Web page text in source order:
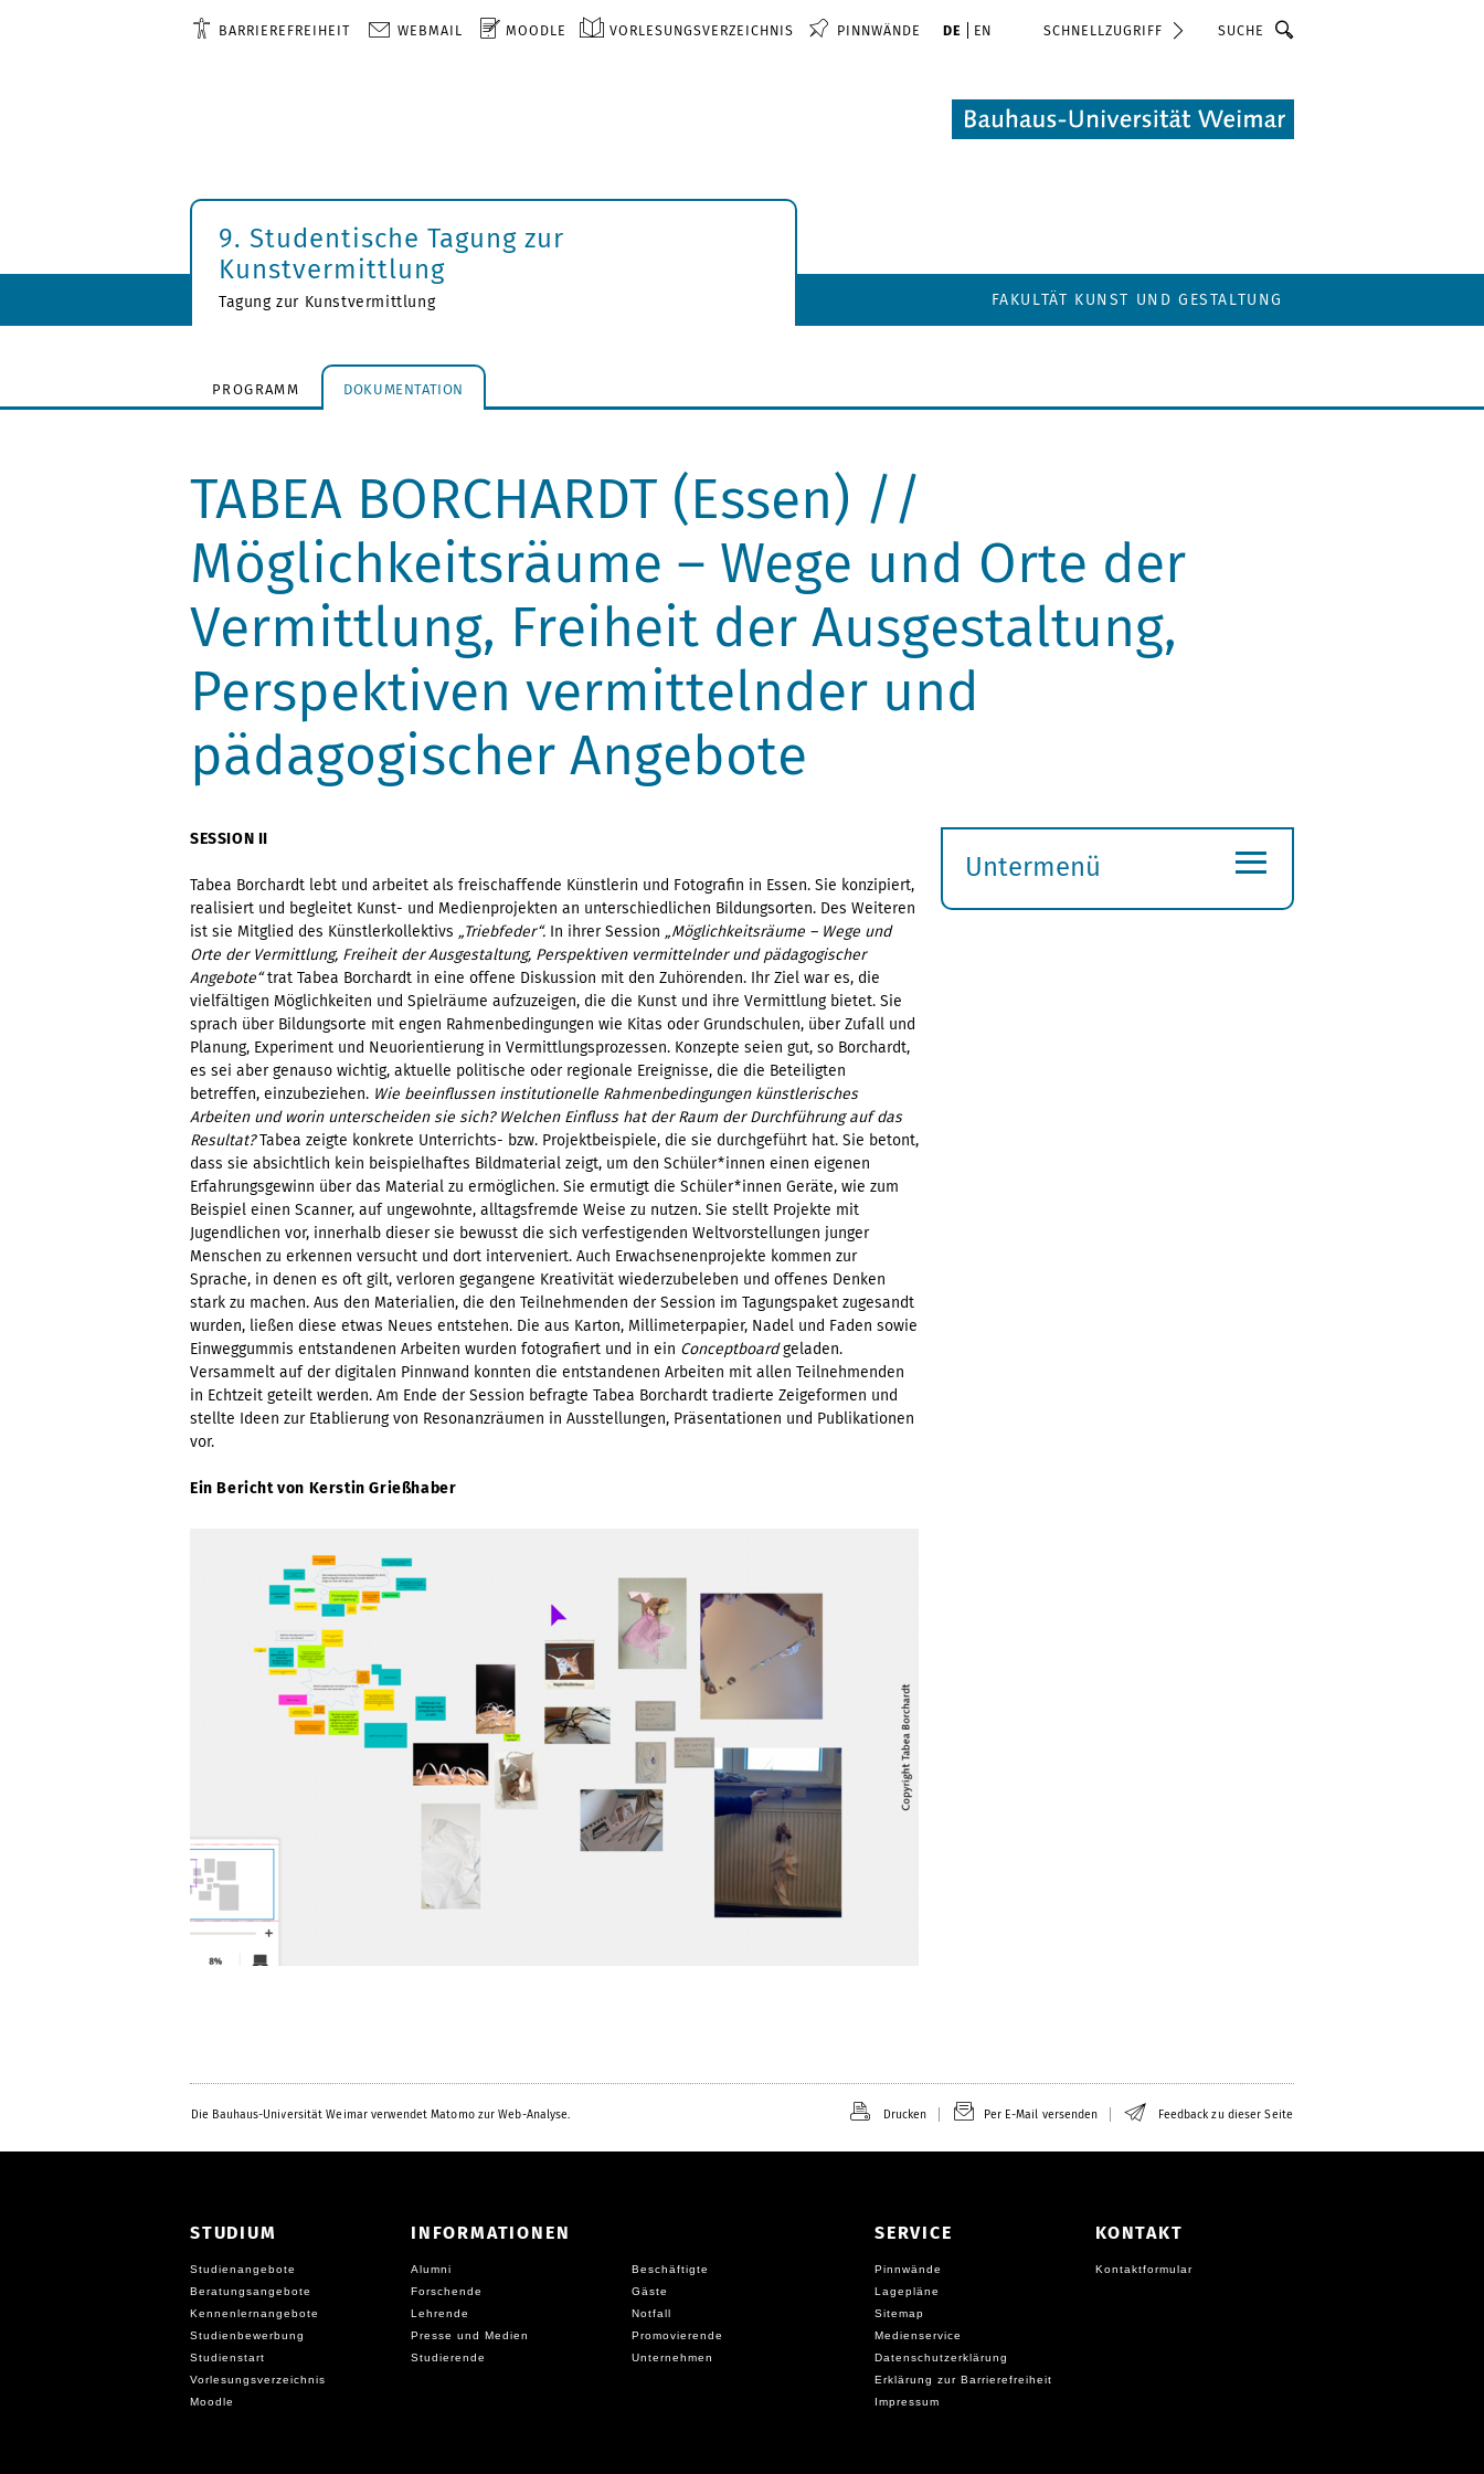
BARRIEREFREIHEIT WEBMAIL MOODLE VORLESUNGSVERZEICHNIS PINNWÄNDE DE EN SCHNELLZUGRIFF Suche
9. Studentische Tagung zur
Kunstvermittlung
Tagung zur Kunstvermittlung FAKULTÄT KUNST UND GESTALTUNG
PROGRAMM DOKUMENTATION
TABEA BORCHARDT (Essen) //
Möglichkeitsräume – Wege und Orte der
Vermittlung, Freiheit der Ausgestaltung,
Perspektiven vermittelnder und
pädagogischer Angebote
SESSION II
Tabea Borchardt lebt und arbeitet als freischaffende Künstlerin und Fotografin in Essen. Sie konzipiert,
realisiert und begleitet Kunst- und Medienprojekten an unterschiedlichen Bildungsorten. Des Weiteren
ist sie Mitglied des Künstlerkollektivs „Triebfeder“. In ihrer Session „Möglichkeitsräume – Wege und
Orte der Vermittlung, Freiheit der Ausgestaltung, Perspektiven vermittelnder und pädagogischer
Angebote“trat Tabea Borchardt in eine offene Diskussion mit den Zuhörenden. Ihr Ziel war es, die
vielfältigen Möglichkeiten und Spielräume aufzuzeigen, die die Kunst und ihre Vermittlung bietet. Sie
sprach über Bildungsorte mit engen Rahmenbedingungen wie Kitas oder Grundschulen, über Zufall und
Planung, Experiment und Neuorientierung in Vermittlungsprozessen. Konzepte seien gut, so Borchardt,
es sei aber genauso wichtig, aktuelle politische oder regionale Ereignisse, die die Beteiligten
betreffen, einzubeziehen. Wie beeinflussen institutionelle Rahmenbedingungen künstlerisches
Arbeiten und worin unterscheiden sie sich? Welchen Einfluss hat der Raum der Durchführung auf das
Resultat?Tabea zeigte konkrete Unterrichts- bzw. Projektbeispiele, die sie durchgeführt hat. Sie betont,
dass sie absichtlich kein beispielhaftes Bildmaterial zeigt, um den Schüler*innen einen eigenen
Erfahrungsgewinn über das Material zu ermöglichen. Sie ermutigt die Schüler*innen Geräte, wie zum
Beispiel einen Scanner, auf ungewohnte, alltagsfremde Weise zu nutzen. Sie stellt Projekte mit
Jugendlichen vor, innerhalb dieser sie bewusst die sich verfestigenden Weltvorstellungen junger
Menschen zu erkennen versucht und dort interveniert. Auch Erwachsenenprojekte kommen zur
Sprache, in denen es oft gilt, verloren gegangene Kreativität wiederzubeleben und offenes Denken
stark zu machen. Aus den Materialien, die den Teilnehmenden der Session im Tagungspaket zugesandt
wurden, ließen diese etwas Neues entstehen. Die aus Karton, Millimeterpapier, Nadel und Faden sowie
Einweggummis entstandenen Arbeiten wurden fotografiert und in ein Conceptboardgeladen.
Versammelt auf der digitalen Pinnwand konnten die entstandenen Arbeiten mit allen Teilnehmenden
in Echtzeit geteilt werden. Am Ende der Session befragte Tabea Borchardt tradierte Zeigeformen und
stellte Ideen zur Etablierung von Resonanzräumen in Ausstellungen, Präsentationen und Publikationen
vor.
Ein Bericht von Kerstin Grießhaber
Untermenü
≡
Die Bauhaus-Universität Weimar verwendet Matomo zur Web-Analyse. Drucken Per E-Mail versenden Feedback zu dieser Seite
STUDIUM
Studienangebote
Beratungsangebote
Kennenlernangebote
Studienbewerbung
Studienstart
Vorlesungsverzeichnis
Moodle
INFORMATIONEN
Alumni
Beschäftigte
Forschende
Gäste
Lehrende
Notfall
Presse und Medien
Promovierende
Studierende
Unternehmen
SERVICE
Pinnwände
Lagepläne
Sitemap
Medienservice
Datenschutzerklärung
Erklärung zur Barrierefreiheit
Impressum
KONTAKT
Kontaktformular